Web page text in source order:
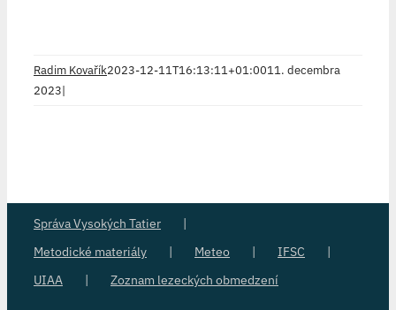
Radim Kovařík2023-12-11T16:13:11+01:0011. decembra
2023|
Správa Vysokých Tatier
Metodické materiály
Meteo
IFSC
UIAA
Zoznam lezeckých obmedzení